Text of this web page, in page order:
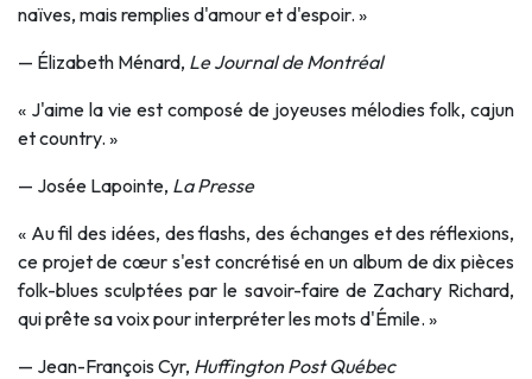
naïves, mais remplies d'amour et d'espoir. »
— Élizabeth Ménard, Le Journal de Montréal
« J'aime la vie est composé de joyeuses mélodies folk, cajun
et country. »
— Josée Lapointe, La Presse
« Au fil des idées, des flashs, des échanges et des réflexions,
ce projet de cœur s'est concrétisé en un album de dix pièces
folk-blues sculptées par le savoir-faire de Zachary Richard,
qui prête sa voix pour interpréter les mots d'Émile. »
— Jean-François Cyr, Huffington Post Québec